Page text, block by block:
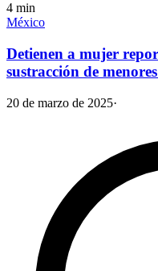
4 min
México
Detienen a mujer
sustracción de
20 de marzo de 2025·